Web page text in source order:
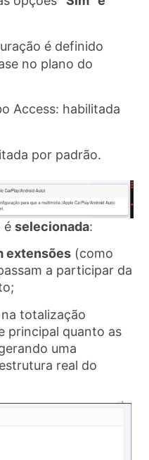
é definido
no plano do
Access: habilitada
por padrão.
éselecionada:
extensões (como
a participar da
totalização
principal quanto as
uma
real do